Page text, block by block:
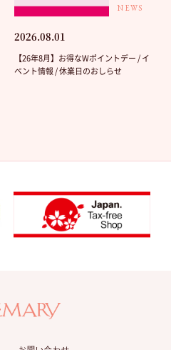
NEWS
2026.08.01
【26年8月】お得なWポイントデー / イ
ベント情報 / 休業日のおしらせ